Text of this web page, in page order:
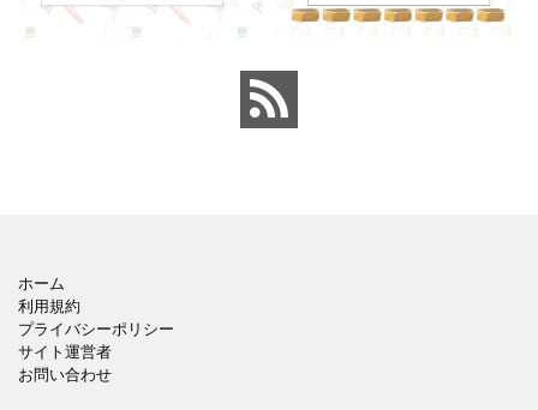
き、美容
どな
ホーム
利用規約
プライバシーポリシー
サイト運営者
お問い合わせ